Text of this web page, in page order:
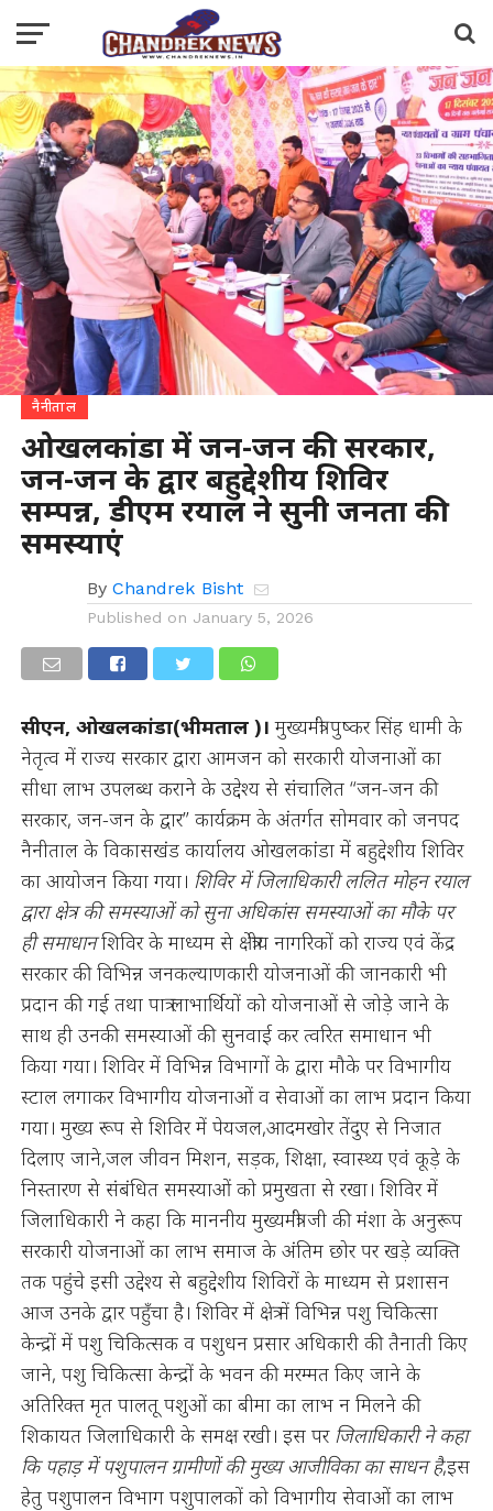
नैनीताल
ओखलकांडा में जन-जन की सरकार,
जन-जन के द्वार बहुद्देशीय शिविर
सम्पन्न, डीएम रयाल ने सुनी जनता की
समस्याएं
By Chandrek Bisht
Published on January 5, 2026
सीएन, ओखलकांडा(भीमताल )।मुख्यमंत्री पुष्कर सिंह धामी के
नेतृत्व में राज्य सरकार द्वारा आमजन को सरकारी योजनाओं का
सीधा लाभ उपलब्ध कराने के उद्देश्य से संचालित “जन-जन की
सरकार, जन-जन के द्वार” कार्यक्रम के अंतर्गत सोमवार को जनपद
नैनीताल के विकासखंड कार्यालय ओखलकांडा में बहुद्देशीय शिविर
का आयोजन किया गया। शिविर में जिलाधिकारी ललित मोहन रयाल
द्वारा क्षेत्र की समस्याओं को सुना अधिकांस समस्याओं का मौके पर
ही समाधानशिविर के माध्यम से क्षेत्रीय नागरिकों को राज्य एवं केंद्र
सरकार की विभिन्न जनकल्याणकारी योजनाओं की जानकारी भी
प्रदान की गई तथा पात्र लाभार्थियों को योजनाओं से जोड़े जाने के
साथ ही उनकी समस्याओं की सुनवाई कर त्वरित समाधान भी
किया गया। शिविर में विभिन्न विभागों के द्वारा मौके पर विभागीय
स्टाल लगाकर विभागीय योजनाओं व सेवाओं का लाभ प्रदान किया
गया। मुख्य रूप से शिविर में पेयजल,आदमखोर तेंदुए से निजात
दिलाए जाने,जल जीवन मिशन, सड़क, शिक्षा, स्वास्थ्य एवं कूड़े के
निस्तारण से संबंधित समस्याओं को प्रमुखता से रखा। शिविर में
जिलाधिकारी ने कहा कि माननीय मुख्यमंत्री जी की मंशा के अनुरूप
सरकारी योजनाओं का लाभ समाज के अंतिम छोर पर खड़े व्यक्ति
तक पहुंचे इसी उद्देश्य से बहुद्देशीय शिविरों के माध्यम से प्रशासन
आज उनके द्वार पहुँचा है। शिविर में क्षेत्र में विभिन्न पशु चिकित्सा
केन्द्रों में पशु चिकित्सक व पशुधन प्रसार अधिकारी की तैनाती किए
जाने, पशु चिकित्सा केन्द्रों के भवन की मरम्मत किए जाने के
अतिरिक्त मृत पालतू पशुओं का बीमा का लाभ न मिलने की
शिकायत जिलाधिकारी के समक्ष रखी। इस पर जिलाधिकारी ने कहा
कि पहाड़ में पशुपालन ग्रामीणों की मुख्य आजीविका का साधन है,इस
हेतु पशुपालन विभाग पशुपालकों को विभागीय सेवाओं का लाभ